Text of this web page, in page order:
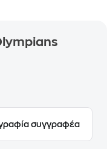
συγγραφέα